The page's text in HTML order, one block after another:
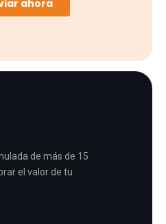
de más de 15
el valor de tu